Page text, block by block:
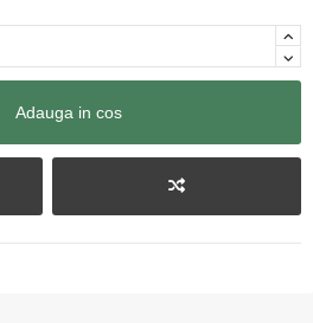
Adauga in cos